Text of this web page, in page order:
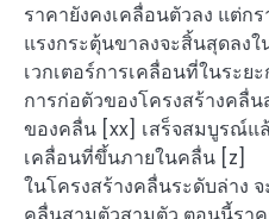
ราคายังคงเคลื่อนตัวลง แต่
แรงกระตุ้นขาลงจะสิ้นสุดลงใ
เวกเตอร์การเคลื่อนที่ในระย
การก่อตัวของโครงสร้างคลื่
ของคลื่น [xx] เสร็จสมบูรณ์แ
เคลื่อนที่ขึ้นภายในคลื่น [z]
ในโครงสร้างคลื่นระดับล่าง